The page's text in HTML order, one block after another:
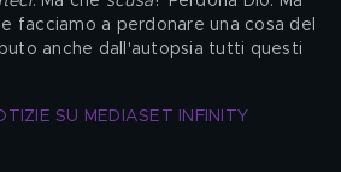
facciamo a perdonare una cosa del
anche dall'autopsia tutti questi
SU MEDIASET INFINITY